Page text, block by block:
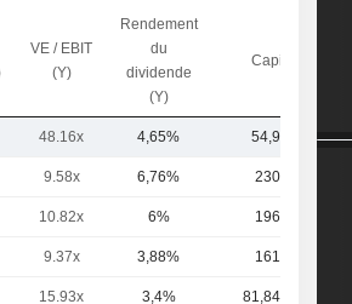
VE / EBIT
(Y)
Rendement
du
dividende
(Y)
Capi.($)
48.16x 4,65% 54,9 Md
9.58x 6,76% 230 Md
10.82x 6% 196 Md
9.37x 3,88% 161 Md
15.93x 3,4% 81,84 Md